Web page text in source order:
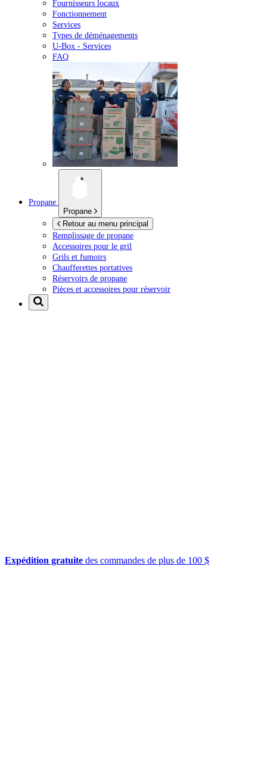
Fournisseurs locaux
Fonctionnement
Services
Types de déménagements
U-Box - Services
FAQ
Propane
Propane
Retour au menu principal
Remplissage de propane
Accessoires pour le gril
Grils et fumoirs
Chaufferettes portatives
Réservoirs de propane
Pièces et accessoires pour réservoir
Expédition gratuite des commandes de plus de 100 $